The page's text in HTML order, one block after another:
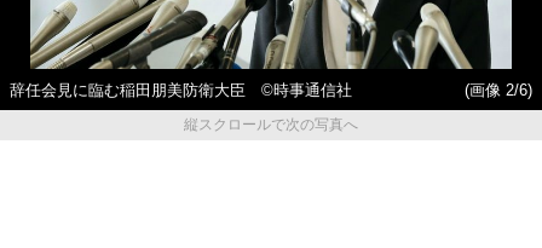
辞任会見に臨む稲田朋美防衛大臣 ©時事通信社
(画像 2/6)
縦スクロールで次の写真へ